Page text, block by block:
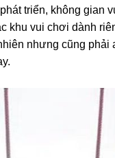
triển, không gian
khu vui chơi dành
nhưng cũng phải